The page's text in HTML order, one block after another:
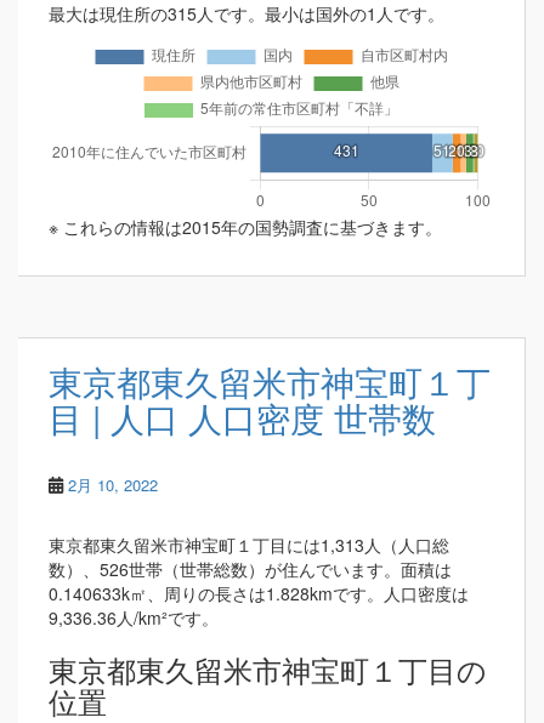
最大は現住所の315人です。最小は国外の1人です。
※ これらの情報は2015年の国勢調査に基づきます。
東京都東久留米市神宝町１丁
目 | 人口 人口密度 世帯数
2月 10, 2022
東京都東久留米市神宝町１丁目には1,313人（人口総
数）、526世帯（世帯総数）が住んでいます。面積は
0.140633k㎡、周りの長さは1.828kmです。人口密度は
9,336.36人/km²です。
東京都東久留米市神宝町１丁目の
位置